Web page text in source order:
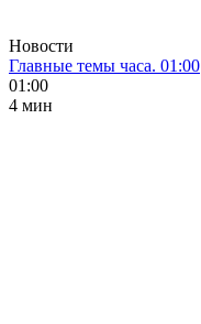
Новости
Главные темы часа. 01:00
01:00
4 мин